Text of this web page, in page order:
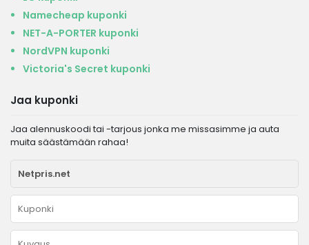
Namecheap kuponki
NET-A-PORTER kuponki
NordVPN kuponki
Victoria's Secret kuponki
Jaa kuponki
Jaa alennuskoodi tai -tarjous jonka me missasimme ja auta
muita säästämään rahaa!